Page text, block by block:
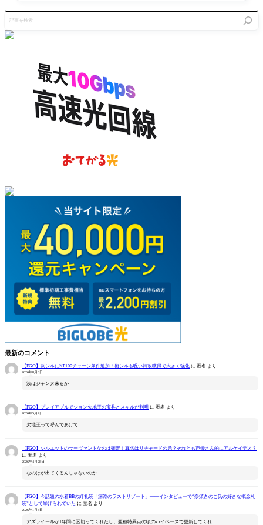
を
検
最新のコメント
【FGO】剣ジルにNP100チャージ条件追加！術ジルも呪い特攻獲得で大きく強化 に匿名 より
2026年8月6日
汝はジャンヌ来るか
【FGO】プレイアブルでジョン欠地王の宝具とスキルが判明 に 匿名 より
2026年5月2日
欠地王って呼んであげて……
【FGO】シルエットのサーヴァントなのは確定！真名はリチャードの弟？それとも声優さん的にアルケイデス？
に 匿名 より
2026年4月28日
なのはが出てくるんじゃないのか
【FGO】今話題の水着BBの絆礼装「深淵のラストリゾート」――インタビューで“奈須きのこ氏の好きな概念礼
装”として挙げられていた に 匿名 より
2026年1月8日
アズライールが1年間に区切ってくれたし、亜種特異点の頃のハイペースで更新してくれ…
た。」
さかのサ
くぞ へい